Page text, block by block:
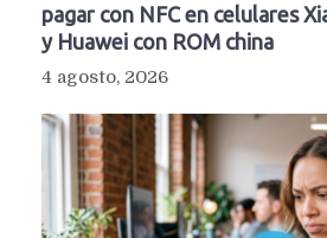
pagar con NFC en celulares
y Huawei con ROM china
4 agosto, 2026